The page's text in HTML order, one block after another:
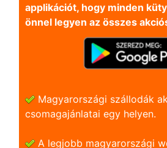
applikációt, hogy minden
önnel legyen az összes
Magyarországi szállodák
csomagajánlatai egy helyen.
A legjobb magyarországi